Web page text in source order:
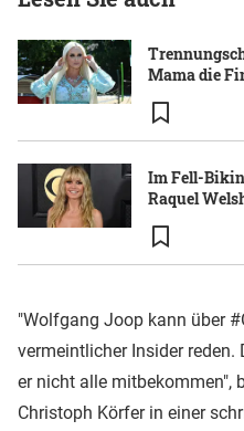
Mama die
Im Fell-
Raquel
"Wolfgang Joop kann über
vermeintlicher Insider
er nicht alle mitbekommen",
Christoph Körfer in einer